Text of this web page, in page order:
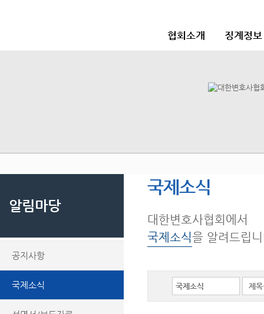
협회소개 징계정
알림마당
공지사항
국제소식
국제소식
대한변호사협회에서
국제소식을 알려드립